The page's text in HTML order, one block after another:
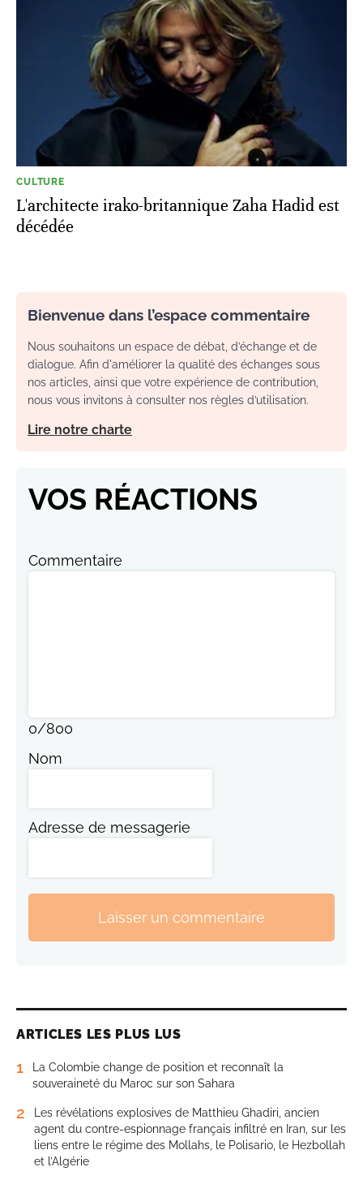
CULTURE
L'architecte irako-britannique Zaha Hadid est
décédée
Bienvenue dans l’espace commentaire
Nous souhaitons un espace de débat, d’échange et de
dialogue. Afin d'améliorer la qualité des échanges sous
nos articles, ainsi que votre expérience de contribution,
nous vous invitons à consulter nos règles d’utilisation.
Lire notre charte
VOS RÉACTIONS
Commentaire
0/800
Nom
Adresse de messagerie
Laisser un commentaire
ARTICLES LES PLUS LUS
1
La Colombie change de position et reconnaît la
souveraineté du Maroc sur son Sahara
2
Les révélations explosives de Matthieu Ghadiri, ancien
agent du contre-espionnage français infiltré en Iran, sur les
liens entre le régime des Mollahs, le Polisario, le Hezbollah
et l’Algérie